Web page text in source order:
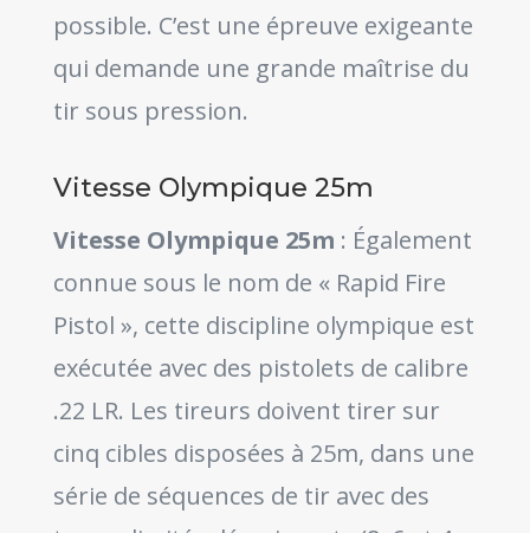
possible. C’est une épreuve exigeante
qui demande une grande maîtrise du
tir sous pression.
Vitesse Olympique 25m
Vitesse Olympique 25m : Également
connue sous le nom de « Rapid Fire
Pistol », cette discipline olympique est
exécutée avec des pistolets de calibre
.22 LR. Les tireurs doivent tirer sur
cinq cibles disposées à 25m, dans une
série de séquences de tir avec des